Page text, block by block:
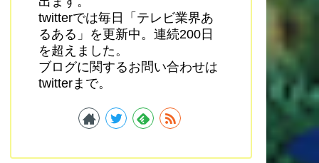
twitterでは毎日「テレビ業界あ
るある」を更新中。連続200日
を超えました。
ブログに関するお問い合わせは
twitterまで。